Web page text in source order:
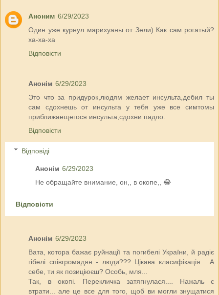
Аноним 6/29/2023
Один уже курнул марихуаны от Зели) Как сам рогатый?
ха-ха-ха
Відповісти
Анонім 6/29/2023
Это что за придурок,людям желает инсульта,дебил ты
сам сдохнешь от инсульта у тебя уже все симтомы
приближаещегося инсульта,сдохни падло.
Відповісти
Відповіді
Анонім 6/29/2023
Не обращайте внимание, он,, в окопе,, 😂
Відповісти
Анонім 6/29/2023
Вата, котора бажає руйнації та погибелі України, й радіє
гібелі співгромадян - люди??? Цікава класифікація... А
себе, ти як позиціюєш? Особь, мля...
Так, в окопі. Перекличка затягнулася.... Нажаль є
втрати... але це все для того, щоб ви могли знущатися